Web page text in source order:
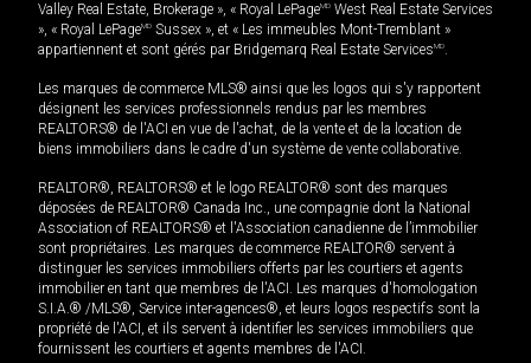
Valley Real Estate, Brokerage », « Royal LePageMD West Real Estate Services
», « Royal LePageMD Sussex », et « Les immeubles Mont-Tremblant »
appartiennent et sont gérés par Bridgemarq Real Estate ServicesMD.
Les marques de commerce MLS® ainsi que les logos qui s'y rapportent
désignent les services professionnels rendus par les membres
REALTORS® de l'ACI en vue de l'achat, de la vente et de la location de
biens immobiliers dans le cadre d'un système de vente collaborative.
REALTOR®, REALTORS® et le logo REALTOR® sont des marques
déposées de REALTOR® Canada Inc., une compagnie dont la National
Association of REALTORS® et l'Association canadienne de l’immobilier
sont propriétaires. Les marques de commerce REALTOR® servent à
distinguer les services immobiliers offerts par les courtiers et agents
immobilier en tant que membres de l'ACI. Les marques d'homologation
S.I.A.® /MLS®, Service inter-agences®, et leurs logos respectifs sont la
propriété de l'ACI, et ils servent à identifier les services immobiliers que
fournissent les courtiers et agents membres de l'ACI.